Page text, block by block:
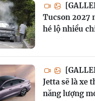
Tucson 2027
hé lộ nhiều
Jetta sẽ là xe
năng lượng